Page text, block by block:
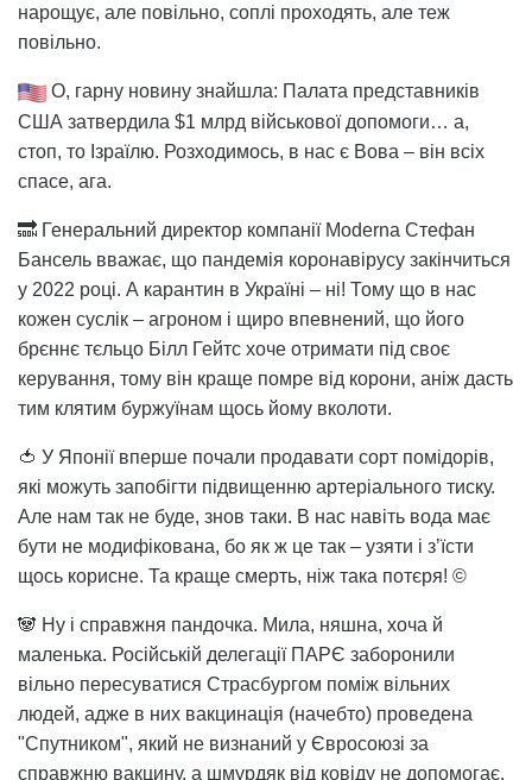
нарощує, але повільно, соплі проходять, але теж
повільно.
О, гарну новину знайшла: Палата представників
США затвердила $1 млрд військової допомоги… а,
стоп, то Ізраїлю. Розходимось, в нас є Вова – він всіх
спасе, ага.
🔜 Генеральний директор компанії Moderna Стефан
Бансель вважає, що пандемія коронавірусу закінчиться
у 2022 році. А карантин в Україні – ні! Тому що в нас
кожен суслік – агроном і щиро впевнений, що його
брєннє тєльцо Білл Гейтс хоче отримати під своє
керування, тому він краще помре від корони, аніж дасть
тим клятим буржуїнам щось йому вколоти.
🍅 У Японії вперше почали продавати сорт помідорів,
які можуть запобігти підвищенню артеріального тиску.
Але нам так не буде, знов таки. В нас навіть вода має
бути не модифікована, бо як ж це так – узяти і з’їсти
щось корисне. Та краще смерть, ніж така потєря! ©
🐼 Ну і справжня пандочка. Мила, няшна, хоча й
маленька. Російській делегації ПАРЄ заборонили
вільно пересуватися Страсбургом поміж вільних
людей, адже в них вакцинація (начебто) проведена
"Спутником", який не визнаний у Євросоюзі за
справжню вакцину, а шмурдяк від ковіду не допомогає.